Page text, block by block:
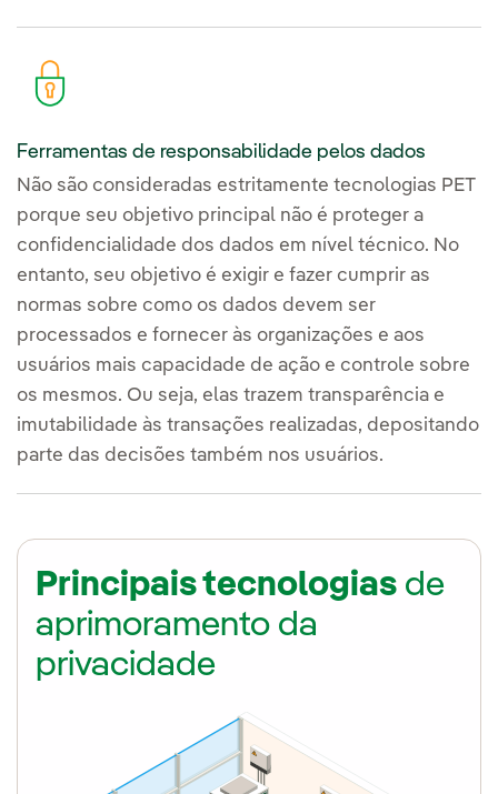
Ferramentas de responsabilidade pelos dados
Não são consideradas estritamente tecnologias PET
porque seu objetivo principal não é proteger a
confidencialidade dos dados em nível técnico. No
entanto, seu objetivo é exigir e fazer cumprir as
normas sobre como os dados devem ser
processados e fornecer às organizações e aos
usuários mais capacidade de ação e controle sobre
os mesmos. Ou seja, elas trazem transparência e
imutabilidade às transações realizadas, depositando
parte das decisões também nos usuários.
Principais tecnologias de
aprimoramento da
privacidade